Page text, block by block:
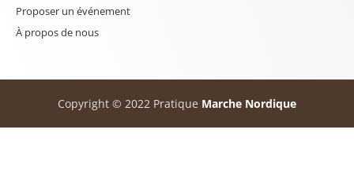
Proposer un événement
À propos de nous
Copyright © 2022 Pratique Marche Nordique